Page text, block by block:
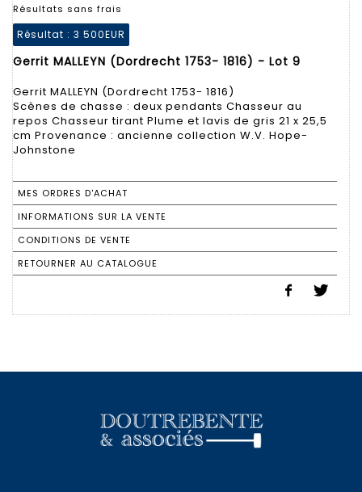
Résultats sans frais
Résultat : 3 500EUR
Gerrit MALLEYN (Dordrecht 1753- 1816) - Lot 9
Gerrit MALLEYN (Dordrecht 1753- 1816)
Scènes de chasse : deux pendants Chasseur au
repos Chasseur tirant Plume et lavis de gris 21 x 25,5
cm Provenance : ancienne collection W.V. Hope-
Johnstone
MES ORDRES D'ACHAT
INFORMATIONS SUR LA VENTE
CONDITIONS DE VENTE
RETOURNER AU CATALOGUE